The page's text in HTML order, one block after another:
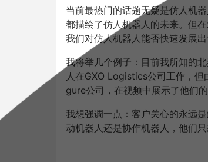
当前最热门的话题无疑是仿人机
都描绘了仿人机器人的未来。但
我们对仿人机器人能否快速发展
我将举几个例子：目前我所知的
人在GXO Logistics公司工作，
gure公司，在视频中展示了他们
我想强调一点：客户关心的永远
动机器人还是协作机器人，他们